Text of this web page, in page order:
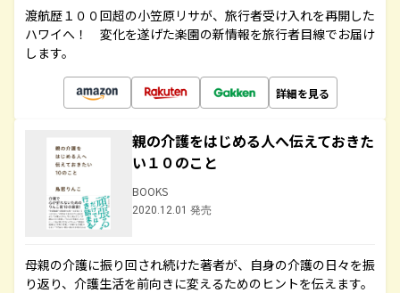
渡航歴１００回超の小笠原リサが、旅行者受け入れを再開した
ハワイへ！ 変化を遂げた楽園の新情報を旅行者目線でお届け
します。
詳細を見る
親の介護をはじめる人へ伝えておきた
い１０のこと
BOOKS
2020.12.01 発売
母親の介護に振り回され続けた著者が、自身の介護の日々を振
り返り、介護生活を前向きに変えるためのヒントを伝えます。